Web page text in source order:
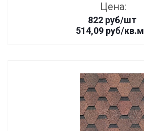
Цена:
822 руб/шт
514,09 руб/кв.м